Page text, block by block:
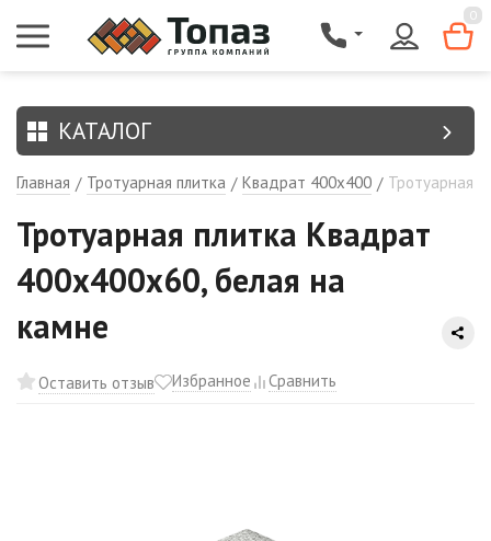
0
КАТАЛОГ
Главная / Тротуарная плитка / Квадрат 400х400 / Тротуарная
Тротуарная плитка Квадрат
400х400х60, белая на
камне
Оставить отзыв Избранное Сравнить